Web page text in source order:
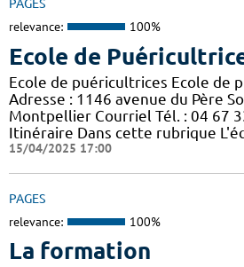
PAGES
relevance: 100%
Ecole de
Ecole de puéricultrices Ecole de
Adresse : 1146 avenue du Père
Montpellier Courriel Tél. : 04 67
Itinéraire Dans cette rubrique
15/04/2025 17:00
PAGES
relevance: 100%
La formation